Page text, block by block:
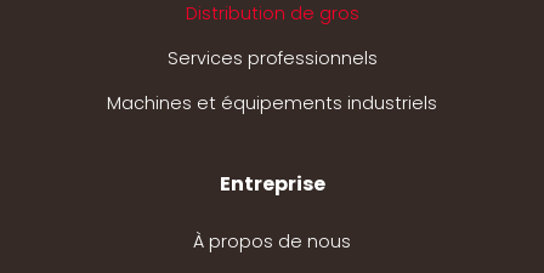
Distribution de gros
Services professionnels
Machines et équipements industriels
Entreprise
À propos de nous